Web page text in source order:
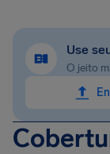
Use
O jeito